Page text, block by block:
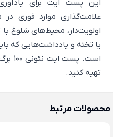
این پست ایت برای
علامت‌گذاری موارد فوری
اولویت‌دار، محیط‌های شلوغ با
یا تخته و یادداشت‌هایی که
است. پست ایت نئونی ۱۰۰ برگ ۴ رنگ M&G را از
تهیه کنید.
محصولات مرتبط